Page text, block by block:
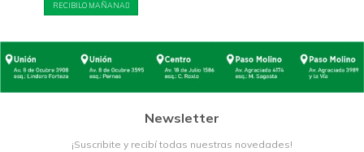
RECIBILO MAÑANA
Newsletter
¡Suscribite y recibí todas nuestras novedades!